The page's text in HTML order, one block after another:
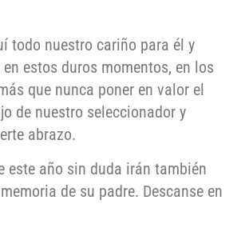
todo nuestro cariño para él y
estos duros momentos, en los
que nunca poner en valor el
de nuestro seleccionador y
abrazo.
este año sin duda irán también
de su padre. Descanse en